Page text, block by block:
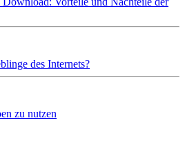
des Internets?
zu nutzen